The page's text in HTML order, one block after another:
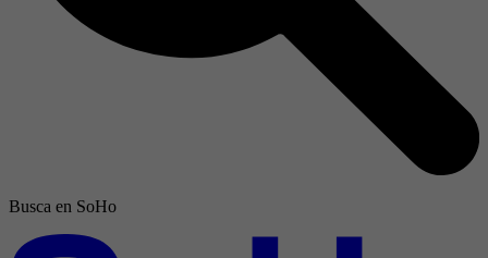
Busca en SoHo